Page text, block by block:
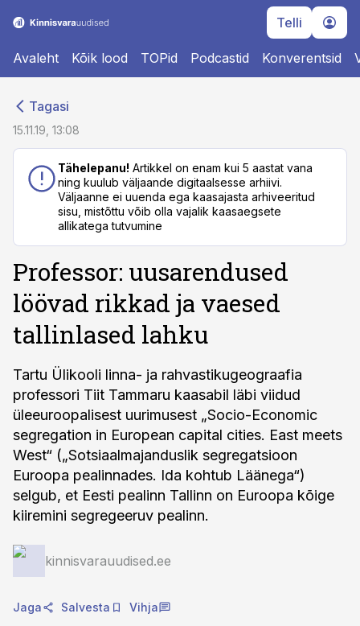
Telli
Avaleht Kõik lood TOPid Podcastid Konverentsid
Tagasi
15.11.19, 13:08
Tähelepanu! Artikkel on enam kui 5 aastat vana
ning kuulub väljaande digitaalsesse arhiivi.
Väljaanne ei uuenda ega kaasajasta arhiveeritud
sisu, mistõttu võib olla vajalik kaasaegsete
allikatega tutvumine
Professor: uusarendused
löövad rikkad ja vaesed
tallinlased lahku
Tartu Ülikooli linna- ja rahvastikugeograafia
professori Tiit Tammaru kaasabil läbi viidud
üleeuroopalisest uurimusest „Socio-Economic
segregation in European capital cities. East meets
West“ („Sotsiaalmajanduslik segregatsioon
Euroopa pealinnades. Ida kohtub Läänega“)
selgub, et Eesti pealinn Tallinn on Euroopa kõige
kiiremini segregeeruv pealinn.
kinnisvarauudised.ee
Jaga Salvesta Vihja